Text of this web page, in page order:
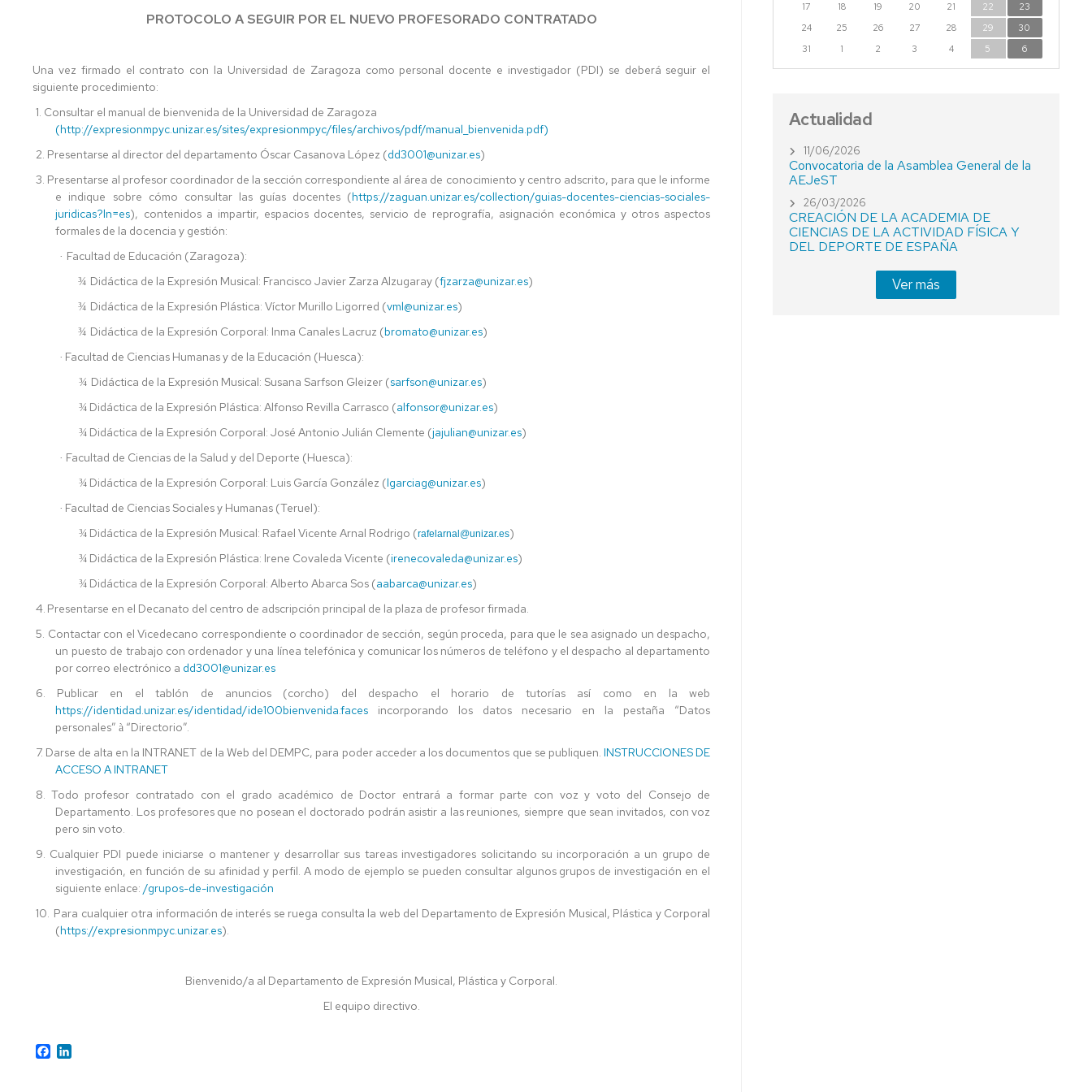
CONOCIMIENTO
CONSEJO
DEPARTAMENTO
Y
HUMANAS
DE
TERUEL
DE
EDUCACIÓN
DE
ZARAGOZA
CIENCIAS
DE
SALUD
Y
DEL
DEPORTE
IMPRESOS
PROTOCOLO A SEGUIR POR EL NUEVO PROFESORADO CONTRATADO
Una vez firmado el contrato con la Universidad de Zaragoza como personal docente e investigador (PDI) se deberá seguir el
siguiente procedimiento:
1. Consultar el manual de bienvenida de la Universidad de Zaragoza
(http://expresionmpyc.unizar.es/sites/expresionmpyc/files/archivos/pdf/manual_bienvenida.pdf)
2. Presentarse al director del departamento Óscar Casanova López (dd3001@unizar.es)
3. Presentarse al profesor coordinador de la sección correspondiente al área de conocimiento y centro adscrito, para que le informe
e indique sobre cómo consultar las guías docentes (https://zaguan.unizar.es/collection/guias-docentes-ciencias-sociales-
juridicas?ln=es), contenidos a impartir, espacios docentes, servicio de reprografía, asignación económica y otros aspectos
formales de la docencia y gestión:
· Facultad de Educación (Zaragoza):
¾ Didáctica de la Expresión Musical: Francisco Javier Zarza Alzugaray (fjzarza@unizar.es)
¾ Didáctica de la Expresión Plástica: Víctor Murillo Ligorred (vml@unizar.es)
¾ Didáctica de la Expresión Corporal: Inma Canales Lacruz (bromato@unizar.es)
· Facultad de Ciencias Humanas y de la Educación (Huesca):
¾ Didáctica de la Expresión Musical: Susana Sarfson Gleizer (sarfson@unizar.es)
¾ Didáctica de la Expresión Plástica: Alfonso Revilla Carrasco (alfonsor@unizar.es)
¾ Didáctica de la Expresión Corporal: José Antonio Julián Clemente (jajulian@unizar.es)
· Facultad de Ciencias de la Salud y del Deporte (Huesca):
¾ Didáctica de la Expresión Corporal: Luis García González (lgarciag@unizar.es)
· Facultad de Ciencias Sociales y Humanas (Teruel):
¾ Didáctica de la Expresión Musical: Rafael Vicente Arnal Rodrigo (rafelarnal@unizar.es)
¾ Didáctica de la Expresión Plástica: Irene Covaleda Vicente (irenecovaleda@unizar.es)
¾ Didáctica de la Expresión Corporal: Alberto Abarca Sos (aabarca@unizar.es)
4. Presentarse en el Decanato del centro de adscripción principal de la plaza de profesor firmada.
5. Contactar con el Vicedecano correspondiente o coordinador de sección, según proceda, para que le sea asignado un despacho,
un puesto de trabajo con ordenador y una línea telefónica y comunicar los números de teléfono y el despacho al departamento
por correo electrónico a dd3001@unizar.es
6.
Publicar en el tablón de anuncios (corcho) del despacho el horario de tutorías así como en la web
https://identidad.unizar.es/identidad/ide100bienvenida.faces incorporando los datos necesario en la pestaña “Datos
personales”à “Directorio”.
7. Darse de alta en la INTRANET de la Web del DEMPC, para poder acceder a los documentos que se publiquen.INSTRUCCIONES DE
ACCESO A INTRANET
8. Todo profesor contratado con el grado académico de Doctor entrará a formar parte con voz y voto del Consejo de
Departamento. Los profesores que no posean el doctorado podrán asistir a las reuniones, siempre que sean invitados, con voz
pero sin voto.
9. Cualquier PDI puede iniciarse o mantener y desarrollar sus tareas investigadores solicitando su incorporación a un grupo de
investigación, en función de su afinidad y perfil. A modo de ejemplo se pueden consultar algunos grupos de investigación en el
siguiente enlace:/grupos-de-investigación
10. Para cualquier otra información de interés se ruega consulta la web del Departamento de Expresión Musical, Plástica y Corporal
(https://expresionmpyc.unizar.es).
Bienvenido/a al Departamento de Expresión Musical, Plástica y Corporal.
El equipo directivo.
Facebook
17
18 19 20 21 22
23
24
25 26 27 28 29
30
31
1 2 3 4 5 6
Actualidad
11/06/2026
Convocatoria de la Asamblea General de la
AEJeST
26/03/2026
CREACIÓN DE LA ACADEMIA DE
CIENCIAS DE LA ACTIVIDAD FÍSICA Y
DEL DEPORTE DE ESPAÑA
Ver más